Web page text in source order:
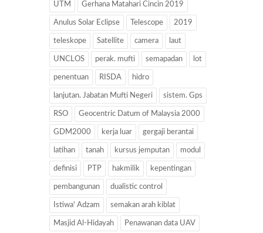
UTM Gerhana Matahari Cincin 2019
Anulus Solar Eclipse Telescope 2019
teleskope Satellite camera laut
UNCLOS perak. mufti semapadan lot
penentuan RISDA hidro
lanjutan. Jabatan Mufti Negeri sistem. Gps
RSO Geocentric Datum of Malaysia 2000
GDM2000 kerja luar gergaji berantai
latihan tanah kursus jemputan modul
definisi PTP hakmilik kepentingan
pembangunan dualistic control
Istiwa' Adzam semakan arah kiblat
Masjid Al-Hidayah Penawanan data UAV